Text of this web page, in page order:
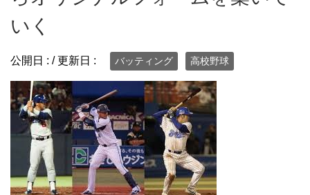
いく
公開日 : / 更新日 : バッティング 高校野球